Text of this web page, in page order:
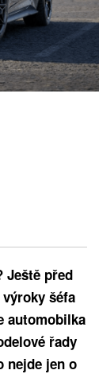
Ještě před
šéfa
automobilka
řady
nejde jen o